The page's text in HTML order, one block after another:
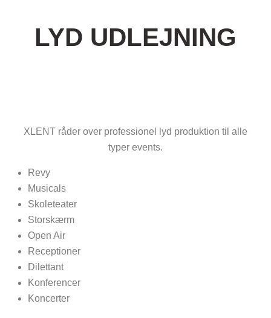
LYD UDLEJNING
XLENT råder over professionel lyd produktion til alle
typer events.
Revy
Musicals
Skoleteater
Storskærm
Open Air
Receptioner
Dilettant
Konferencer
Koncerter